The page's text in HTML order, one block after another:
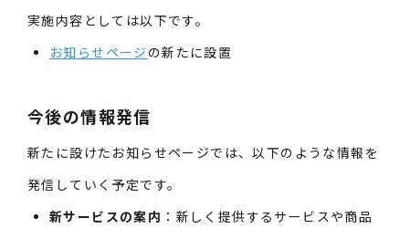
実施内容としては以下です。
お知らせページ の新たに設置
今後の情報発信
新たに設けたお知らせページでは、以下のような情報を
発信していく予定です。
新サービスの案内 ：新しく提供するサービスや商品